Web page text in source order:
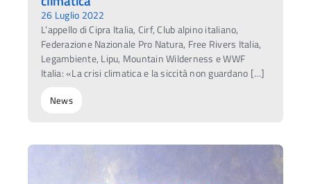
26 Luglio 2022
L’appello di Cipra Italia, Cirf, Club alpino italiano,
Federazione Nazionale Pro Natura, Free Rivers Italia,
Legambiente, Lipu, Mountain Wilderness e WWF
Italia: «La crisi climatica e la siccità non guardano […]
News